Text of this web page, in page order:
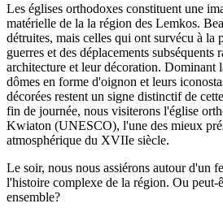
Les églises orthodoxes constituent une
matérielle de la la région des Lemkos.
détruites, mais celles qui ont survécu à la
guerres et des déplacements subséquents
architecture et leur décoration. Dominant
dômes en forme d'oignon et leurs
décorées restent un signe distinctif de
fin de journée, nous visiterons l'église
Kwiaton (UNESCO), l'une des mieux
atmosphérique du XVIIe siècle.
Le soir, nous nous assiérons autour d'un
l'histoire complexe de la région. Ou peut-
ensemble?